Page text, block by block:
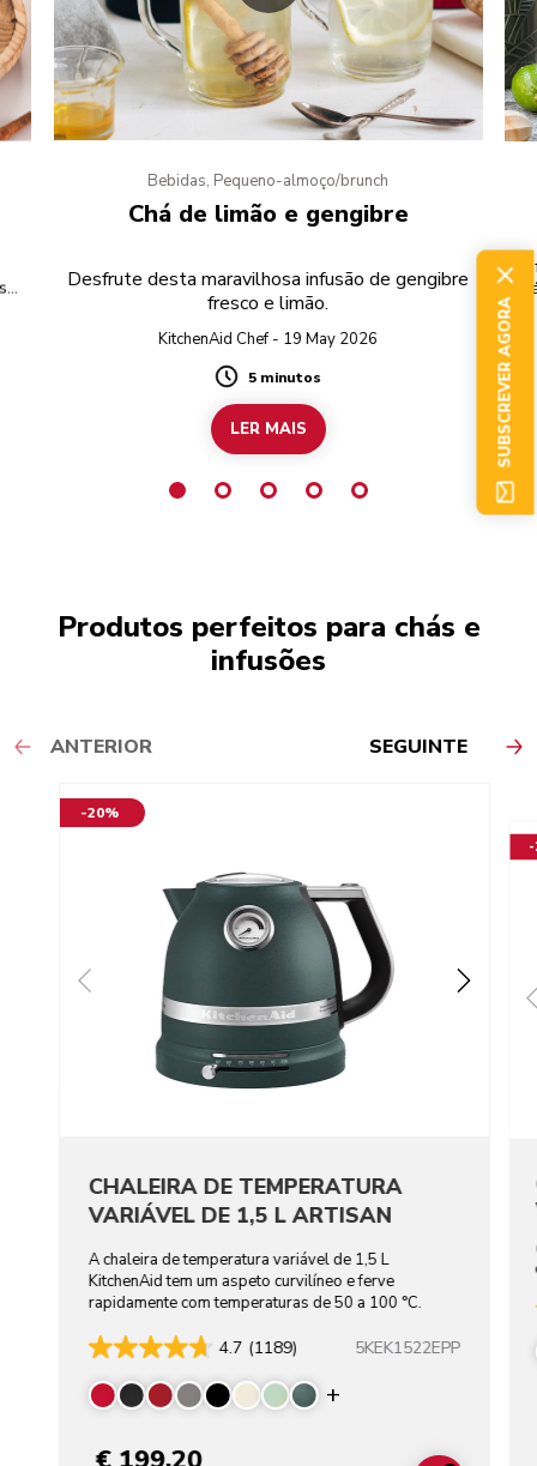
Bebidas, Pequeno-almoço/brunch
Chá de limão e gengibre
Desfrute desta maravilhosa infusão de gengibre
fresco e limão.
KitchenAid Chef - 19 May 2026
Duration
5 minutos
LER MAIS
Produtos perfeitos para chás e
infusões
ANTERIOR SEGUINTE
-20%
CHALEIRA DE TEMPERATURA
VARIÁVEL DE 1,5 L ARTISAN
A chaleira de temperatura variável de 1,5 L
KitchenAid tem um aspeto curvilíneo e ferve
rapidamente com temperaturas de 50 a 100 °C.
4.7 (1189) 5KEK1522EPP
Display more
-
SUBSCREVER AGORA